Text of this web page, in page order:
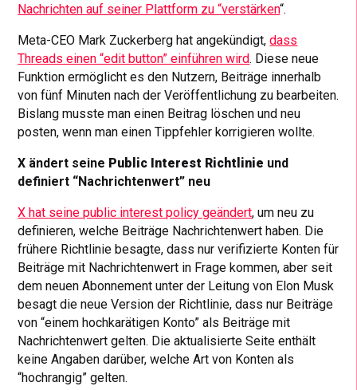
Nachrichten auf seiner Plattform zu “verstärken“.
Meta-CEO Mark Zuckerberg hat angekündigt,dass
Threads einen “edit button” einführen wird. Diese neue
Funktion ermöglicht es den Nutzern, Beiträge innerhalb
von fünf Minuten nach der Veröffentlichung zu bearbeiten.
Bislang musste man einen Beitrag löschen und neu
posten, wenn man einen Tippfehler korrigieren wollte.
X ändert seine Public Interest Richtlinie und
definiert “Nachrichtenwert” neu
X hat seine public interest policy geändert, um neu zu
definieren, welche Beiträge Nachrichtenwert haben. Die
frühere Richtlinie besagte, dass nur verifizierte Konten für
Beiträge mit Nachrichtenwert in Frage kommen, aber seit
dem neuen Abonnement unter der Leitung von Elon Musk
besagt die neue Version der Richtlinie, dass nur Beiträge
von “einem hochkarätigen Konto” als Beiträge mit
Nachrichtenwert gelten. Die aktualisierte Seite enthält
keine Angaben darüber, welche Art von Konten als
“hochrangig” gelten.